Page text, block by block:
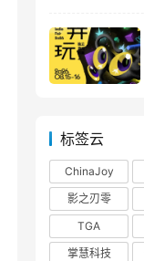
标签云
ChinaJoy
影之刃零
TGA
掌慧科技